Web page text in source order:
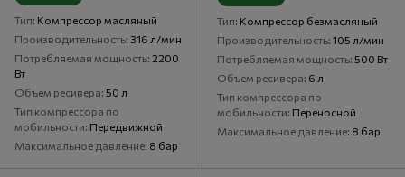
Тип Компрессор масляный
Производительность 316 л/мин
Потребляемая мощность 2200
Вт
Объем ресивера 50 л
Тип компрессора по
мобильности Передвижной
Максимальное давление 8 бар
Тип Компрессор безмасляный
Производительность 105 л/мин
Потребляемая мощность 500 Вт
Объем ресивера 6 л
Тип компрессора по
мобильности Переносной
Максимальное давление 8 бар